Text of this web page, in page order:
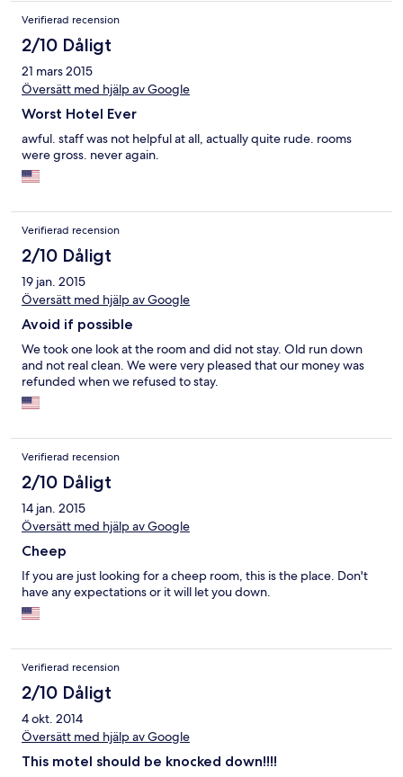
Verifierad recension
2/10 Dåligt
21 mars 2015
Översätt med hjälp av Google
Worst Hotel Ever
awful. staff was not helpful at all, actually quite rude. rooms
were gross. never again.
Verifierad recension
2/10 Dåligt
19 jan. 2015
Översätt med hjälp av Google
Avoid if possible
We took one look at the room and did not stay. Old run down
and not real clean. We were very pleased that our money was
refunded when we refused to stay.
Verifierad recension
2/10 Dåligt
14 jan. 2015
Översätt med hjälp av Google
Cheep
If you are just looking for a cheep room, this is the place. Don't
have any expectations or it will let you down.
Verifierad recension
2/10 Dåligt
4 okt. 2014
Översätt med hjälp av Google
This motel should be knocked down!!!!